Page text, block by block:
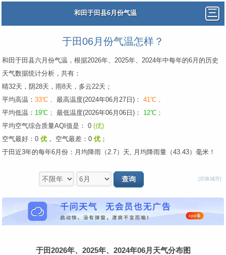
和田于田县6月份气温
于田06月份气温怎样？
和田于田县六月份气温，根据2026年、2025年、2024年中每年的6月的历史
天气数据统计分析，共有：
晴32天，阴28天，雨8天，多云22天；
平均高温： 33℃， 最高温度(2024年06月27日)： 41℃，
平均低温： 19℃； 最低温度(2026年06月06日)： 12℃；
平均空气综合质量AQI值是： 0 (优)
空气最好：0 优 ， 空气最差：0 优 ；
于田近3年的每年6月份：月均降雨（2.7）天, 月均降雨量（43.43）毫米！
[切换城市]
于田2026年、2025年、2024年06月天气分布图